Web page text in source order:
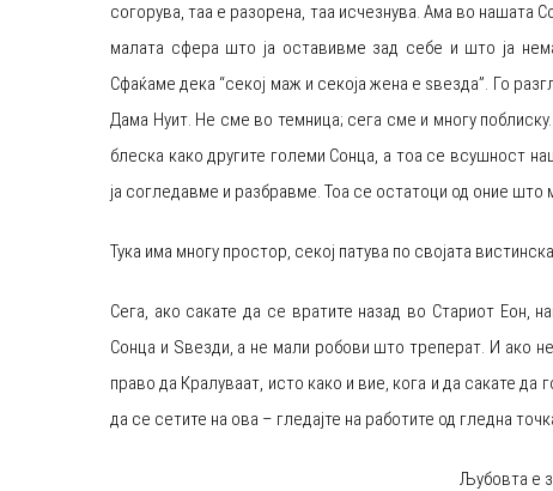
согорува, таа е разорена, таа исчезнува. Ама во нашата
малата сфера што ја оставивме зад себе и што ја
Сфаќаме дека “секој маж и секоја жена е ѕвезда”. Го
Дама Нуит. Не сме во темница; сега сме и многу
блеска како другите големи Сонца, а тоа се всушност
ја согледавме и разбравме. Тоа се остатоци од оние
Тука има многу простор, секој патува по својата
Сега, ако сакате да се вратите назад во Стариот Еон,
Сонца и Ѕвезди, а не мали робови што треперат. И ако
право да Кралуваат, исто како и вие, кога и да сакате
да се сетите на ова – гледајте на работите од гледна
Љубовта е